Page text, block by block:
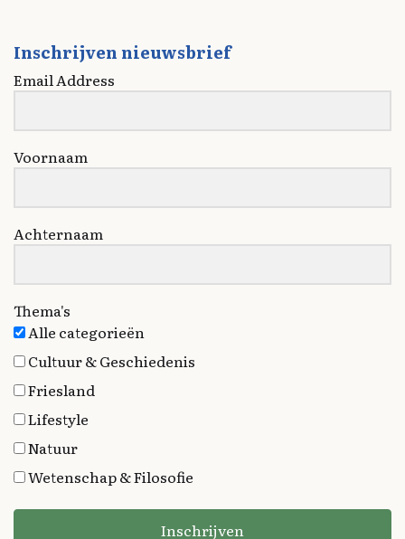
Inschrijven nieuwsbrief
Email Address
Voornaam
Achternaam
Thema's
Alle categorieën
Cultuur & Geschiedenis
Friesland
Lifestyle
Natuur
Wetenschap & Filosofie
Inschrijven